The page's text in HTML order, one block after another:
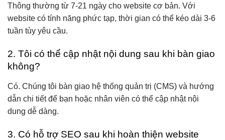
Thông thường từ 7-21 ngày cho website cơ bản. Với
website có tính năng phức tạp, thời gian có thể kéo dài 3-6
tuần tùy yêu cầu.
2. Tôi có thể cập nhật nội dung sau khi bàn giao
không?
Có. Chúng tôi bàn giao hệ thống quản trị (CMS) và hướng
dẫn chi tiết để bạn hoặc nhân viên có thể cập nhật nội
dung dễ dàng.
3. Có hỗ trợ SEO sau khi hoàn thiện website